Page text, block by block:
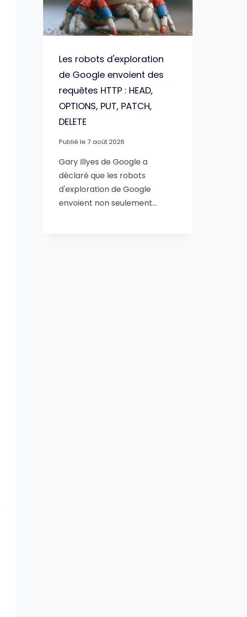
Les robots d'exploration
de Google envoient des
requêtes HTTP : HEAD,
OPTIONS, PUT, PATCH,
DELETE
Publié le 7 août 2026
Gary Illyes de Google a
déclaré que les robots
d'exploration de Google
envoient non seulement…